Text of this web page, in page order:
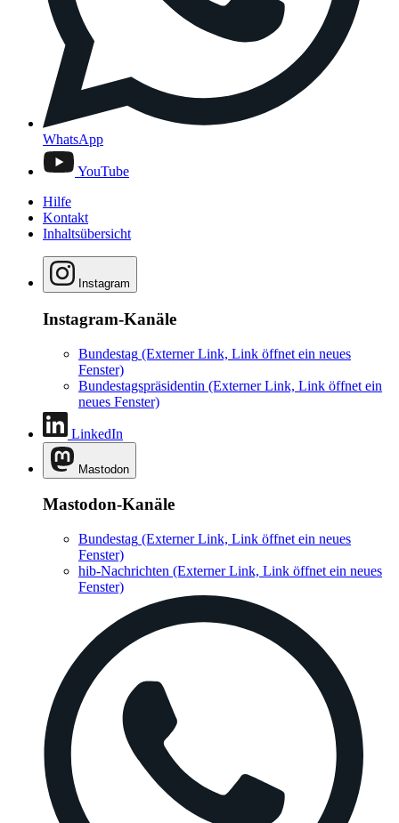
WhatsApp
YouTube
Hilfe
Kontakt
Inhaltsübersicht
Instagram
Instagram-Kanäle
Bundestag (Externer Link, Link öffnet ein neues
Fenster)
Bundestagspräsidentin (Externer Link, Link öffnet ein
neues Fenster)
LinkedIn
Mastodon
Mastodon-Kanäle
Bundestag (Externer Link, Link öffnet ein neues
Fenster)
hib-Nachrichten (Externer Link, Link öffnet ein neues
Fenster)